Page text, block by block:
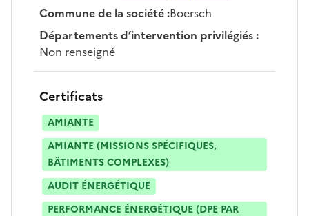
Commune de la société:Boersch
Départements d’intervention privilégiés:
Non renseigné
Certificats
AMIANTE
AMIANTE (MISSIONS SPÉCIFIQUES,
BÂTIMENTS COMPLEXES)
AUDIT ÉNERGÉTIQUE
PERFORMANCE ÉNERGÉTIQUE (DPE PAR